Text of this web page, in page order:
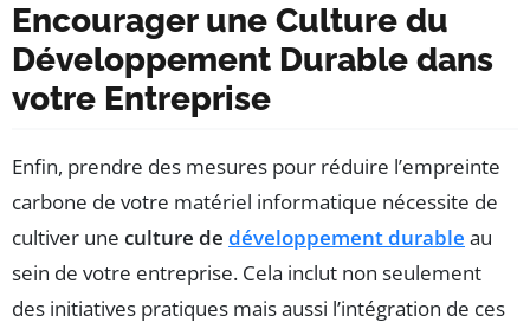
Encourager une Culture du
Développement Durable dans
votre Entreprise
Enfin, prendre des mesures pour réduire l’empreinte
carbone de votre matériel informatique nécessite de
cultiver une culture de développement durable au
sein de votre entreprise. Cela inclut non seulement
des initiatives pratiques mais aussi l’intégration de ces